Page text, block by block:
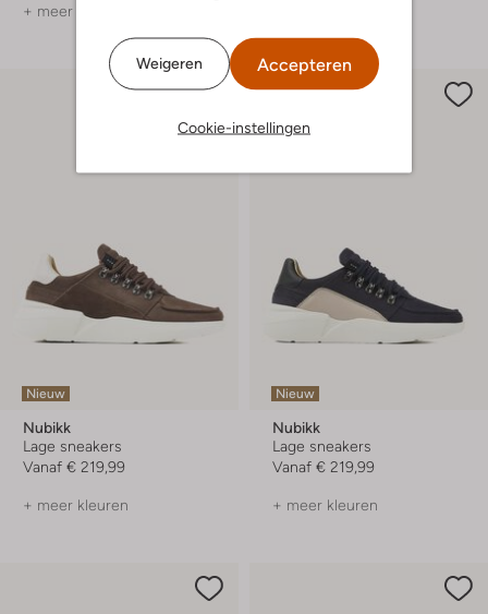
Weigeren Accepteren
Cookie-instellingen
+ meer kleuren
Nieuw
Nubikk
Lage sneakers
Vanaf € 219,99
+ meer kleuren
Nieuw
Nubikk
Lage sneakers
Vanaf € 219,99
+ meer kleuren